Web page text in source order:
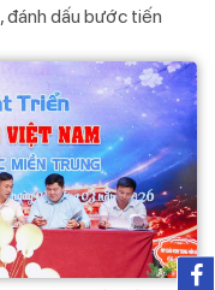
đánh dấu bước tiến